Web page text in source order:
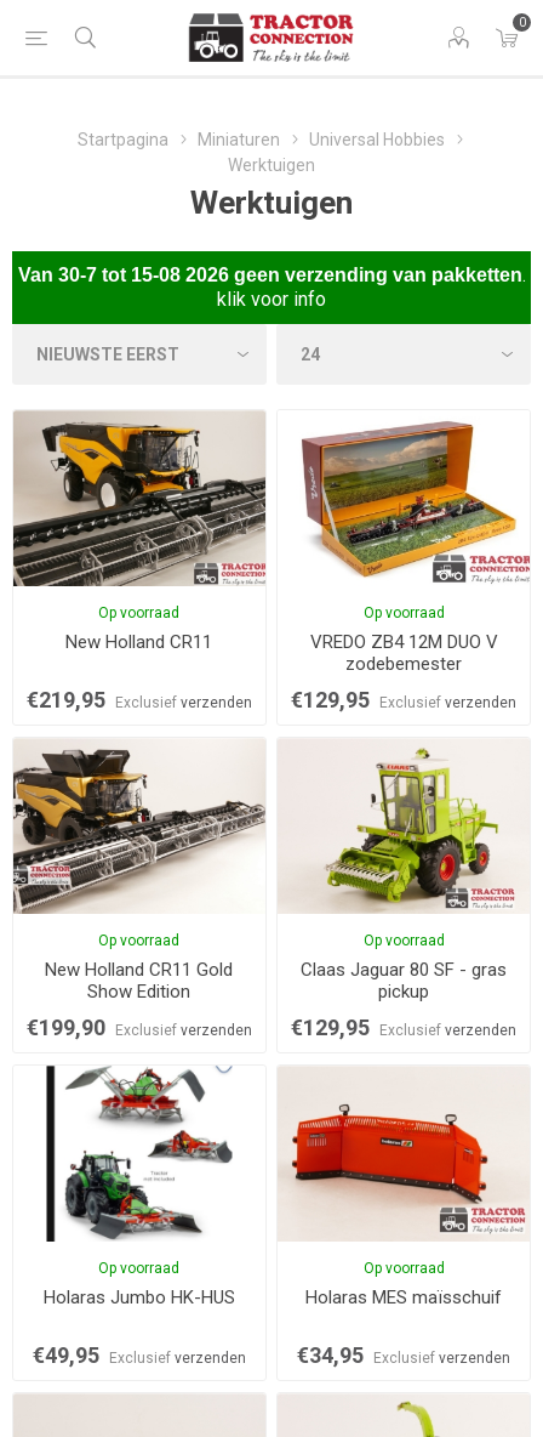
0
Startpagina Miniaturen
Universal Hobbies
Werktuigen
Werktuigen
Van 30-7 tot 15-08 2026 geen verzending van pakketten.
klik voor info
Op voorraad
New Holland CR11
€219,95 Exclusief verzenden
Op voorraad
VREDO ZB4 12M DUO V
zodebemester
€129,95 Exclusiefverzenden
Op voorraad
New Holland CR11 Gold
Show Edition
€199,90 Exclusief verzenden
Op voorraad
Claas Jaguar 80 SF - gras
pickup
€129,95 Exclusiefverzenden
Op voorraad
Holaras Jumbo HK-HUS
€49,95 Exclusief verzenden
Op voorraad
Holaras MES maïsschuif
€34,95 Exclusiefverzenden